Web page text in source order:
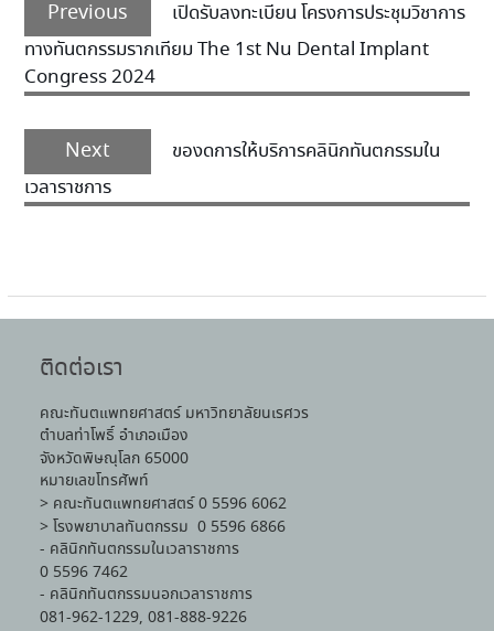
Previous
เปิดรับลงทะเบียน โครงการประชุมวิชาการ
ทางทันตกรรมรากเทียม The 1st Nu Dental Implant
Congress 2024
Next
ของดการให้บริการคลินิกทันตกรรมใน
เวลาราชการ
ติดต่อเรา
คณะทันตแพทยศาสตร์ มหาวิทยาลัยนเรศวร
ตำบลท่าโพธิ์ อำเภอเมือง
จังหวัดพิษณุโลก 65000
หมายเลขโทรศัพท์
> คณะทันตแพทยศาสตร์ 0 5596 6062
> โรงพยาบาลทันตกรรม 0 5596 6866
- คลินิกทันตกรรมในเวลาราชการ
0 5596 7462
- คลินิกทันตกรรมนอกเวลาราชการ
081-962-1229, 081-888-9226